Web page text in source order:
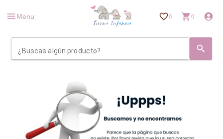
Menu 0 0
¿Buscas algún producto?